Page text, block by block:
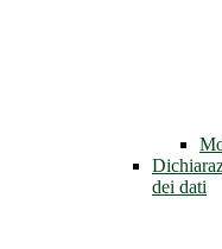
dei dati